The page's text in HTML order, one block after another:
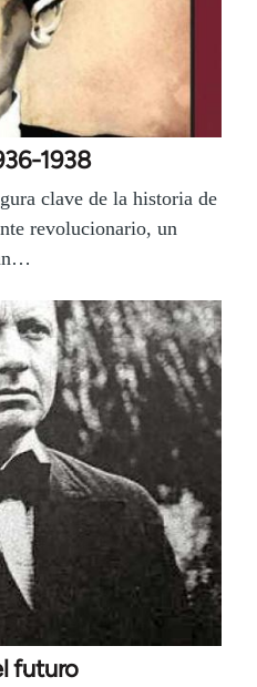
1938
clave de la historia de
revolucionario, un
futuro